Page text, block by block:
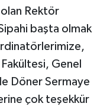
Rektör
başta olmak
Genel
Döner Sermaye
çok teşekkür